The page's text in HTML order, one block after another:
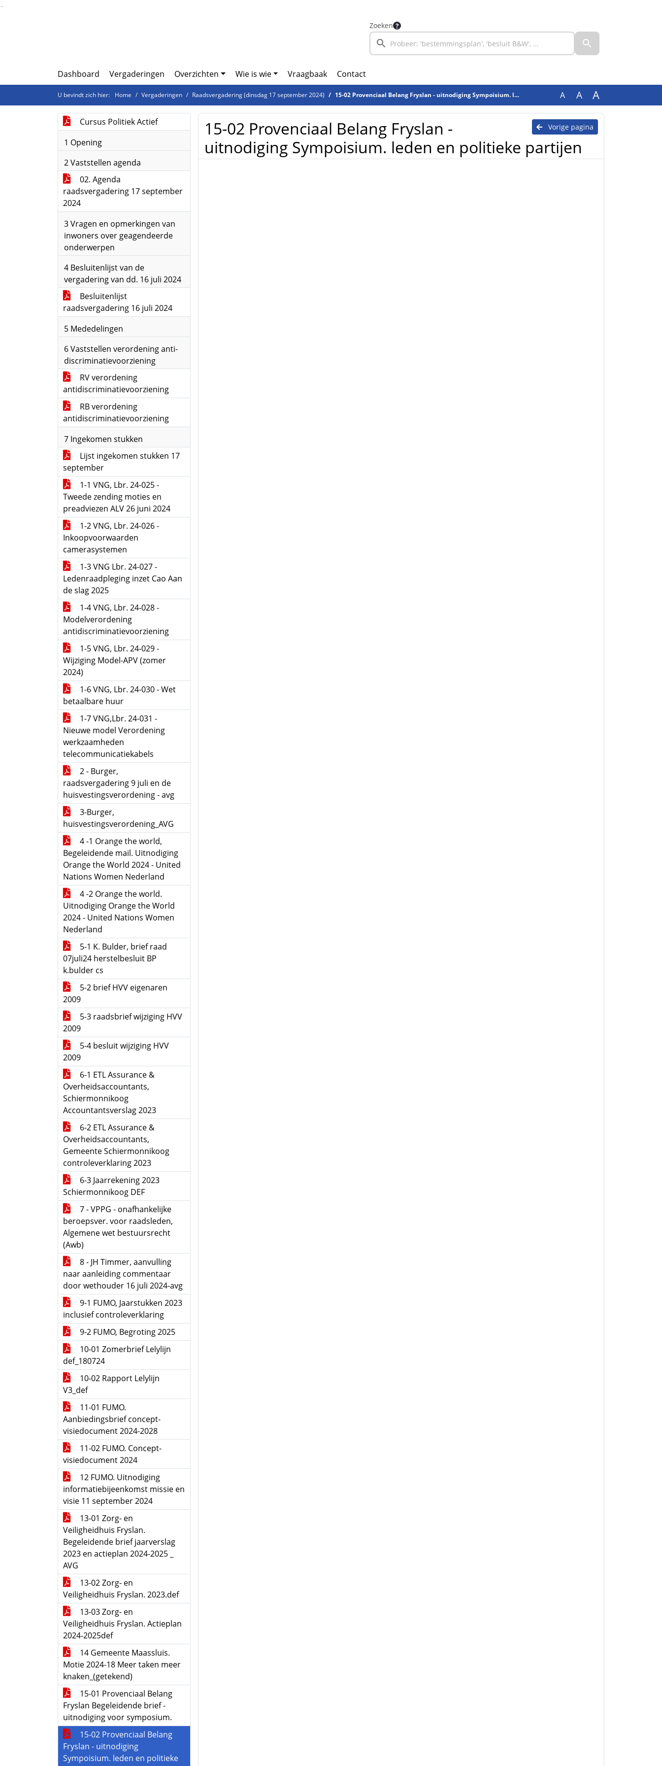
Zoeken
Dashboard Vergaderingen Overzichten Wie is wie Vraagbaak Contact
U bevindt zich hier: Home Vergaderingen Raadsvergadering (dinsdag 17 september 2024) 15-02 Provenciaal Belang Fryslan - uitnodiging Sympoisium. leden en politieke partijen A A A
Cursus Politiek Actief
1 Opening
2 Vaststellen agenda
02. Agenda
raadsvergadering 17 september
2024
3 Vragen en opmerkingen van
inwoners over geagendeerde
onderwerpen
4 Besluitenlijst van de
vergadering van dd. 16 juli 2024
Besluitenlijst
raadsvergadering 16 juli 2024
5 Mededelingen
6 Vaststellen verordening anti-
discriminatievoorziening
RV verordening
antidiscriminatievoorziening
RB verordening
antidiscriminatievoorziening
7 Ingekomen stukken
Lijst ingekomen stukken 17
september
1-1 VNG, Lbr. 24-025 -
Tweede zending moties en
preadviezen ALV 26 juni 2024
1-2 VNG, Lbr. 24-026 -
Inkoopvoorwaarden
camerasystemen
1-3 VNG Lbr. 24-027 -
Ledenraadpleging inzet Cao Aan
de slag 2025
1-4 VNG, Lbr. 24-028 -
Modelverordening
antidiscriminatievoorziening
1-5 VNG, Lbr. 24-029 -
Wijziging Model-APV (zomer
2024)
1-6 VNG, Lbr. 24-030 - Wet
betaalbare huur
1-7 VNG,Lbr. 24-031 -
Nieuwe model Verordening
werkzaamheden
telecommunicatiekabels
2 - Burger,
raadsvergadering 9 juli en de
huisvestingsverordening - avg
3-Burger,
huisvestingsverordening_AVG
4 -1 Orange the world,
Begeleidende mail. Uitnodiging
Orange the World 2024 - United
Nations Women Nederland
4 -2 Orange the world.
Uitnodiging Orange the World
2024 - United Nations Women
Nederland
5-1 K. Bulder, brief raad
07juli24 herstelbesluit BP
k.bulder cs
5-2 brief HVV eigenaren
2009
5-3 raadsbrief wijziging HVV
2009
5-4 besluit wijziging HVV
2009
6-1 ETL Assurance &
Overheidsaccountants,
Schiermonnikoog
Accountantsverslag 2023
6-2 ETL Assurance &
Overheidsaccountants,
Gemeente Schiermonnikoog
controleverklaring 2023
6-3 Jaarrekening 2023
Schiermonnikoog DEF
7 - VPPG - onafhankelijke
beroepsver. voor raadsleden,
Algemene wet bestuursrecht
(Awb)
8 - JH Timmer, aanvulling
naar aanleiding commentaar
door wethouder 16 juli 2024-avg
9-1 FUMO, Jaarstukken 2023
inclusief controleverklaring
9-2 FUMO, Begroting 2025
10-01 Zomerbrief Lelylijn
def_180724
10-02 Rapport Lelylijn
V3_def
11-01 FUMO.
Aanbiedingsbrief concept-
visiedocument 2024-2028
11-02 FUMO. Concept-
visiedocument 2024
12 FUMO. Uitnodiging
informatiebijeenkomst missie en
visie 11 september 2024
13-01 Zorg- en
Veiligheidhuis Fryslan.
Begeleidende brief jaarverslag
2023 en actieplan 2024-2025 _
AVG
13-02 Zorg- en
Veiligheidhuis Fryslan. 2023.def
13-03 Zorg- en
Veiligheidhuis Fryslan. Actieplan
2024-2025def
14 Gemeente Maassluis.
Motie 2024-18 Meer taken meer
knaken_(getekend)
15-01 Provenciaal Belang
Fryslan Begeleidende brief -
uitnodiging voor symposium.
15-02 Provenciaal Belang
Fryslan - uitnodiging
Sympoisium. leden en politieke
Vorige pagina
15-02 Provenciaal Belang Fryslan -
uitnodiging Sympoisium. leden en politieke partijen